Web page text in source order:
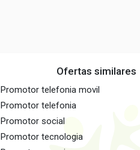
Ofertas similares
Promotor telefonia movil
Promotor telefonia
Promotor social
Promotor tecnologia